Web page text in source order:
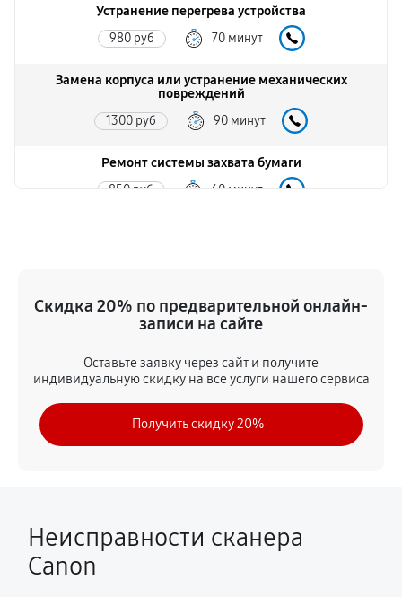
Устранение перегрева устройства
980 руб 70 минут
Замена корпуса или устранение механических
повреждений
1300 руб 90 минут
Ремонт системы захвата бумаги
850 руб 60 минут
Устранение ошибки подключения
520 руб 40 минут
Ремонт системы автоподачи документов (ADF)
980 руб 50 минут
Скидка 20% по предварительной онлайн-
записи на сайте
Оставьте заявку через сайт и получите
индивидуальную скидку на все услуги нашего сервиса
Получить скидку 20%
Неисправности сканера
Canon